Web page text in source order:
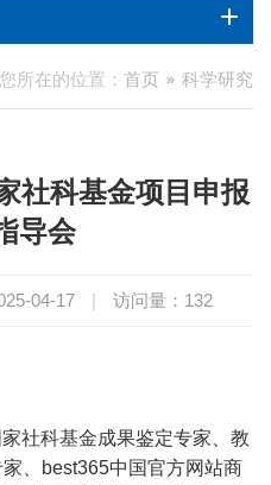
您所在的位置： 首页 科学研究
社科基金项目申报
导会
04-17 | 访问量： 132
社科基金成果鉴定专家、教
、best365中国官方网站商